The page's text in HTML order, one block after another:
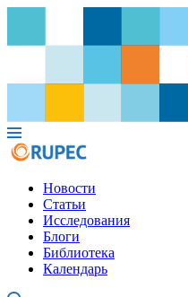
Новости
Статьи
Исследования
Блоги
Библиотека
Календарь